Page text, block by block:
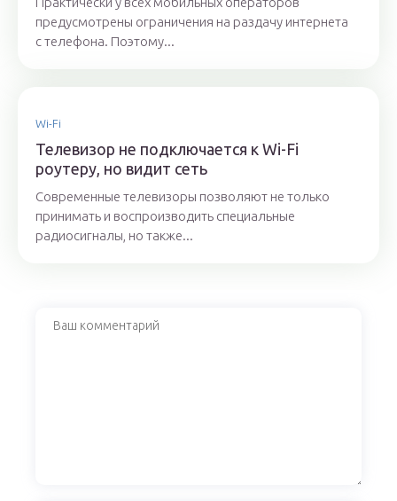
предусмотрены ограничения на раздачу интернета
с телефона. Поэтому...
Wi-Fi
Телевизор не подключается к Wi-Fi
роутеру, но видит сеть
Современные телевизоры позволяют не только
принимать и воспроизводить специальные
радиосигналы, но также...